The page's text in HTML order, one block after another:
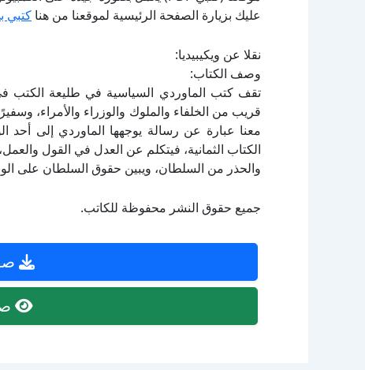
عليك بزيارة الصفحة الرئيسية لموقعنا من هنا كتبي
نقلا عن ويكيبيديا:
وصف الكتاب:
تقف كتب الماوردي السياسية في طليعة الكتب
قريب من الخلفاء والملوك والوزراء والأمراء،
معنا عبارة عن رسالة يوجهها الماوردي إلى أحد
الكتاب الثمانية، فيتكلم عن العدل في القول
والحذر من السلطان، ويبين حقوق السلطان على
جميع حقوق النشر محفوظة للكاتب.